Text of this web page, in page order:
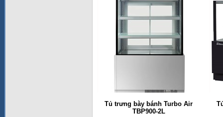
Tủ trưng bày bánh Turbo Air
TBP900-2L